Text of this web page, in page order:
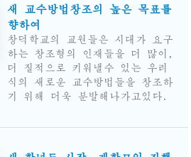
새 교수방법창조의 높은 목표를
향하여
창덕학교의 교원들은 시대가 요구
하는 창조형의 인재들을 더 많이,
더 질적으로 키워낼수 있는 우리
식의 새로운 교수방법들을 창조하
기 위해 더욱 분발해나가고있다.